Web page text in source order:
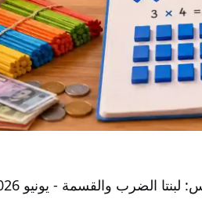
الضرب والقسمة - يونيو 2026